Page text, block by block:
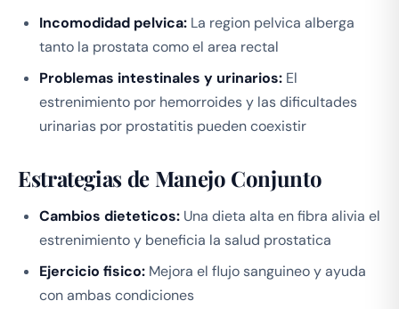
Incomodidad pelvica: La region pelvica alberga
tanto la prostata como el area rectal
Problemas intestinales y urinarios: El
estrenimiento por hemorroides y las dificultades
urinarias por prostatitis pueden coexistir
Estrategias de Manejo Conjunto
Cambios dieteticos: Una dieta alta en fibra alivia el
estrenimiento y beneficia la salud prostatica
Ejercicio fisico: Mejora el flujo sanguineo y ayuda
con ambas condiciones